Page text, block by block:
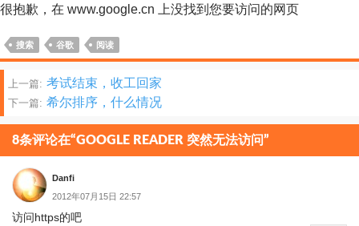
很抱歉，在 www.google.cn 上没找到您要访问的网页
搜索 谷歌 阅读
文
章
分
页
上一篇: 考试结束，收工回家
下一篇: 希尔排序，什么情况
8条评论在“GOOGLE READER 突然无法访问”
Danfi
2012年07月15日 22:57
访问https的吧